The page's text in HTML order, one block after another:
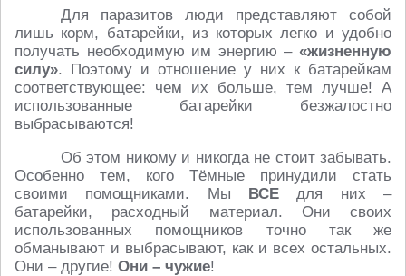
Для паразитов люди представляют собой
лишь корм, батарейки, из которых легко и удобно
получать необходимую им энергию – «жизненную
силу». Поэтому и отношение у них к батарейкам
соответствующее: чем их больше, тем лучше! А
использованные батарейки безжалостно
выбрасываются!
Об этом никому и никогда не стоит забывать.
Особенно тем, кого Тёмные принудили стать
своими помощниками. Мы ВСЕ для них –
батарейки, расходный материал. Они своих
использованных помощников точно так же
обманывают и выбрасывают, как и всех остальных.
Они – другие! Они – чужие!